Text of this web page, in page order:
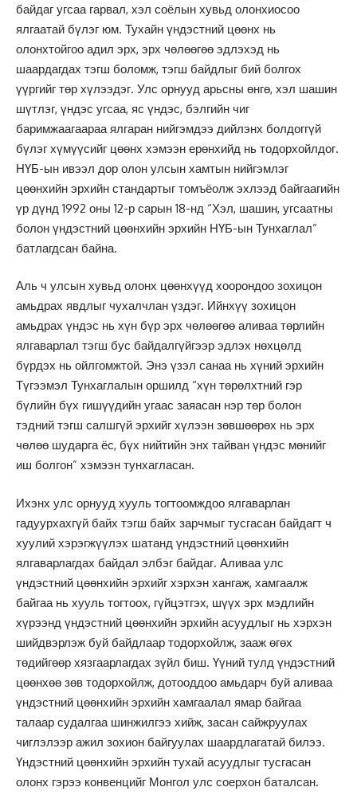
байдаг угсаа гарвал, хэл соёлын хувьд олонхиосоо
ялгаатай бүлэг юм. Тухайн үндэстний цөөнх нь
олонхтойгоо адил эрх, эрх чөлөөгөө эдлэхэд нь
шаардагдах тэгш боломж, тэгш байдлыг бий болгох
үүргийг төр хүлээдэг. Улс орнууд арьсны өнгө, хэл шашин
шүтлэг, үндэс угсаа, яс үндэс, бэлгийн чиг
баримжаагаараа ялгаран нийгэмдээ дийлэнх болдоггүй
бүлэг хүмүүсийг цөөнх хэмээн ерөнхийд нь тодорхойлдог.
НҮБ-ын ивээл дор олон улсын хамтын нийгэмлэг
цөөнхийн эрхийн стандартыг томъёолж эхлээд байгаагийн
үр дүнд 1992 оны 12-р сарын 18-нд “Хэл, шашин, угсаатны
болон үндэстний цөөнхийн эрхийн НҮБ-ын Тунхаглал”
батлагдсан байна.
Аль ч улсын хувьд олонх цөөнхүүд хоорондоо зохицон
амьдрах явдлыг чухалчлан үздэг. Ийнхүү зохицон
амьдрах үндэс нь хүн бүр эрх чөлөөгөө аливаа төрлийн
ялгаварлал тэгш бус байдалгүйгээр эдлэх нөхцөлд
бүрдэх нь ойлгомжтой. Энэ үзэл санаа нь хүний эрхийн
Түгээмэл Тунхаглалын оршилд “хүн төрөлхтний гэр
бүлийн бүх гишүүдийн угаас заяасан нэр төр болон
тэдний тэгш салшгүй эрхийг хүлээн зөвшөөрөх нь эрх
чөлөө шударга ёс, бүх нийтийн энх тайван үндэс мөнийг
иш болгон” хэмээн тунхагласан.
Ихэнх улс орнууд хууль тогтоомждоо ялгаварлан
гадуурхахгүй байх тэгш байх зарчмыг тусгасан байдагт ч
хуулий хэрэгжүүлэх шатанд үндэстний цөөнхийн
ялгаварлагдах байдал элбэг байдаг. Аливаа улс
үндэстний цөөнхийн эрхийг хэрхэн хангаж, хамгаалж
байгаа нь хууль тогтоох, гүйцэтгэх, шүүх эрх мэдлийн
хүрээнд үндэстний цөөнхийн эрхийн асуудлыг нь хэрхэн
шийдвэрлэж буй байдлаар тодорхойлж, зааж өгөх
төдийгөөр хязгаарлагдах зүйл биш. Үүний тулд үндэстний
цөөнхөө зөв тодорхойлж, дотооддоо амьдарч буй аливаа
үндэстний цөөнхийн эрхийн хамгаалал ямар байгаа
талаар судалгаа шинжилгээ хийж, засан сайжруулах
чиглэлээр ажил зохион байгуулах шаардлагатай билээ.
Үндэстний цөөнхийн эрхийн тухай асуудлыг тусгасан
олонх гэрээ конвенцийг Монгол улс соерхон баталсан.